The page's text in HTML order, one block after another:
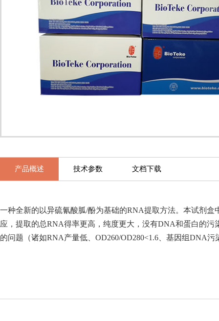
产品概述 技术参数 文档下载
一种全新的以异硫氰酸胍/酚为基础的RNA提取方法。本试剂盒
应，提取的总RNA得率更高，纯度更大，没有DNA和蛋白的
的问题（诸如RNA产量低、OD260/OD280<1.6、基因组DNA